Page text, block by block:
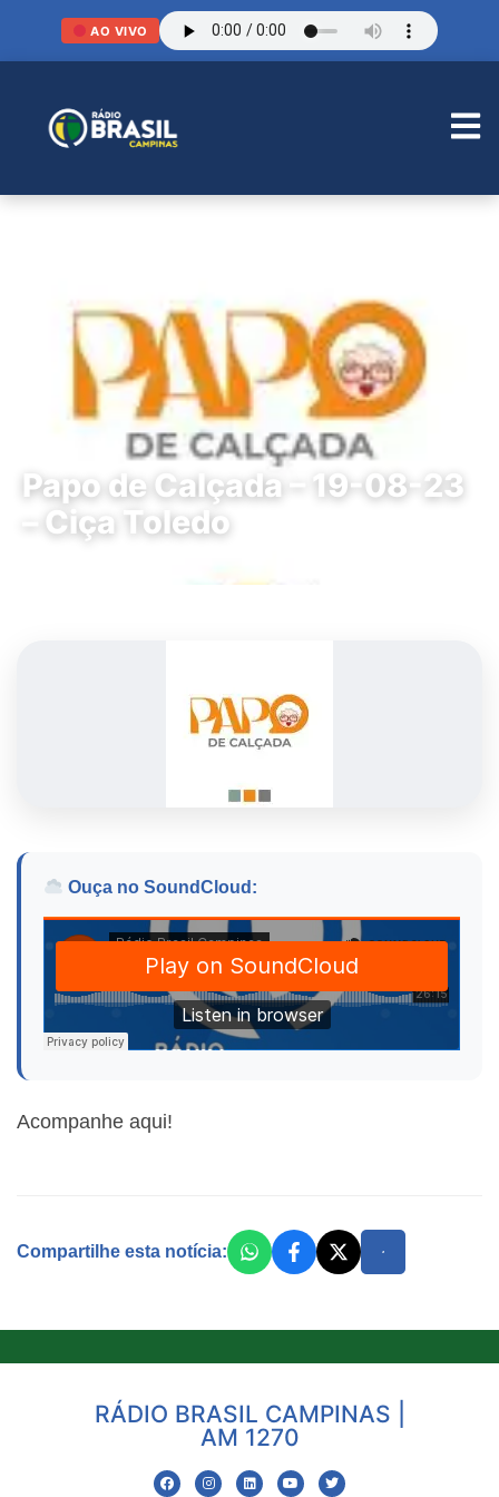
AO VIVO
Papo de Calçada – 19-08-23
– Ciça Toledo
Ouça no SoundCloud:
Acompanhe aqui!
Compartilhe esta notícia:
RÁDIO BRASIL CAMPINAS |
AM 1270